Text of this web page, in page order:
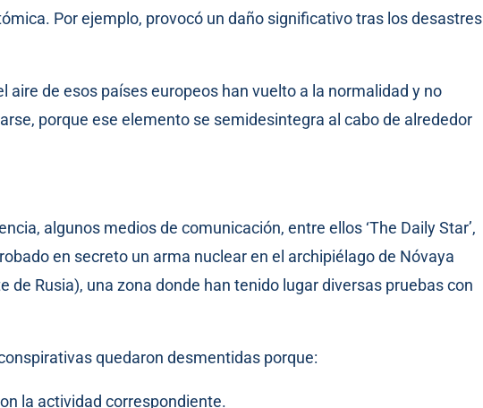
Por ejemplo, provocó un daño significativo tras los desastres
aire de esos países europeos han vuelto a la normalidad y no
porque ese elemento se semidesintegra al cabo de alrededor
algunos medios de comunicación, entre ellos ‘The Daily Star’,
en secreto un arma nuclear en el archipiélago de Nóvaya
de Rusia), una zona donde han tenido lugar diversas pruebas con
quedaron desmentidas porque:
la actividad correspondiente.